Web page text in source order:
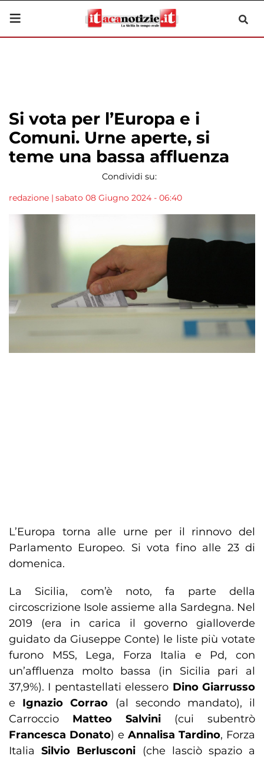
Si vota per l’Europa e i
Comuni. Urne aperte, si
teme una bassa affluenza
Condividi su:
redazione | sabato 08 Giugno 2024 - 06:40
L’Europa torna alle urne per il rinnovo del
Parlamento Europeo. Si vota fino alle 23 di
domenica.
La Sicilia, com’è noto, fa parte della
circoscrizione Isole assieme alla Sardegna. Nel
2019 (era in carica il governo gialloverde
guidato da Giuseppe Conte) le liste più votate
furono M5S, Lega, Forza Italia e Pd, con
un’affluenza molto bassa (in Sicilia pari al
37,9%). I pentastellati elessero Dino Giarrusso
e Ignazio Corrao (al secondo mandato), il
Carroccio Matteo Salvini (cui subentrò
Francesca Donato) e Annalisa Tardino, Forza
ItaliaSilvio Berlusconi (che lasciò spazio a